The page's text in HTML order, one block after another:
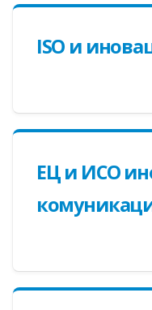
ISO и
EЦ и ИСO